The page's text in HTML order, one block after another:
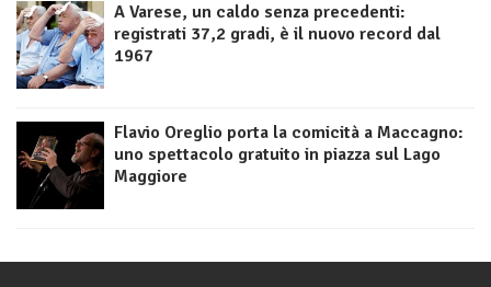
A Varese, un caldo senza precedenti:
registrati 37,2 gradi, è il nuovo record dal
1967
Flavio Oreglio porta la comicità a Maccagno:
uno spettacolo gratuito in piazza sul Lago
Maggiore